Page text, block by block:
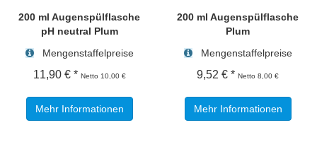
200 ml Augenspülflasche
pH neutral Plum
Mengenstaffelpreise
11,90 € * Netto 10,00 €
Mehr Informationen
200 ml Augenspülflasche
Plum
Mengenstaffelpreise
9,52 € * Netto 8,00 €
Mehr Informationen